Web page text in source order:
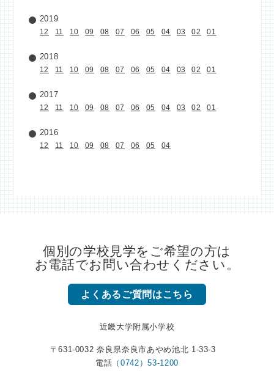
2019
12 11 10 09 08 07 06 05 04 03 02 01
2018
12 11 10 09 08 07 06 05 04 03 02 01
2017
12 11 10 09 08 07 06 05 04 03 02 01
2016
12 11 10 09 08 07 06 05 04
個別の学校見学をご希望の方は
お電話でお問い合わせください。
よくあるご質問はこちら
近畿大学附属小学校
〒631-0032 奈良県奈良市あやめ池北 1-33-3
電話 （0742）53-1200